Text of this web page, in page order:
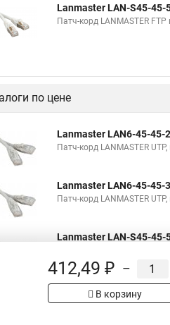
Lanmaster LAN-S45-45-
Патч-корд LANMASTER
по цене
Lanmaster LAN6-45-45-
Патч-корд LANMASTER
Lanmaster LAN6-45-45-
Патч-корд LANMASTER
Lanmaster LAN-S45-45-
412,49 ₽ –
В корзину